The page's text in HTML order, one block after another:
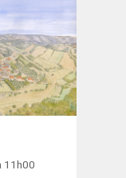
11h00